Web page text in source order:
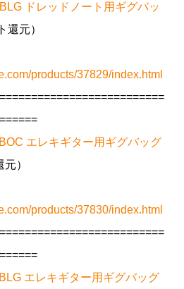
ドレッドノート用ギグバッ
還元）
products/37829/index.html
エレキギター用ギグバッグ
）
products/37830/index.html
エレキギター用ギグバッグ